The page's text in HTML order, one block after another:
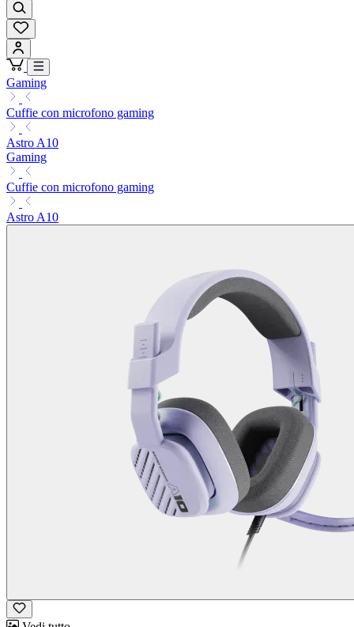
Gaming
Cuffie con microfono gaming
Astro A10
Gaming
Cuffie con microfono gaming
Astro A10